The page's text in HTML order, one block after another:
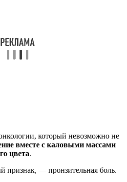
который невозможно не
вместе с каловыми массами
цвета.
признак, — пронзительная боль.